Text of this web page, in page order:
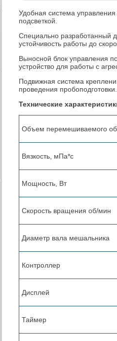
Удобная система
подсветкой.
Специально разработанный
устойчивость работы до
Выносной блок управления
устройство для работы с
Подвижная система
проведения пробоподготовки.
Технические
Объем перемешиваемого
Вязкость, мПа*с
Мощность, Вт
Скорость вращения об/мин
Диаметр вала мешальника
Контроллер
Дисплей
Таймер